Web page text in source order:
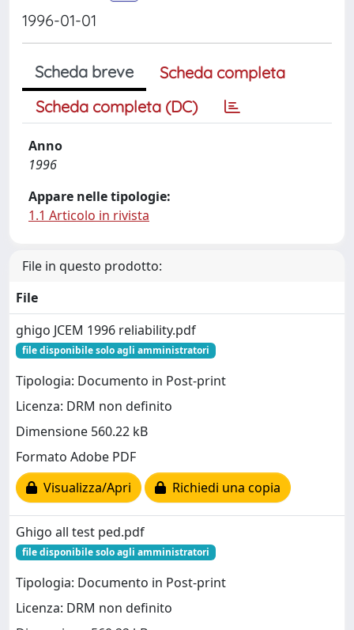
1996-01-01
Scheda breve
Scheda completa
Scheda completa (DC)
Anno
1996
Appare nelle tipologie:
1.1 Articolo in rivista
File in questo prodotto:
File
ghigo JCEM 1996 reliability.pdf
file disponibile solo agli amministratori
Tipologia: Documento in Post-print
Licenza: DRM non definito
Dimensione 560.22 kB
Formato Adobe PDF
Visualizza/Apri
Richiedi una copia
Ghigo all test ped.pdf
file disponibile solo agli amministratori
Tipologia: Documento in Post-print
Licenza: DRM non definito